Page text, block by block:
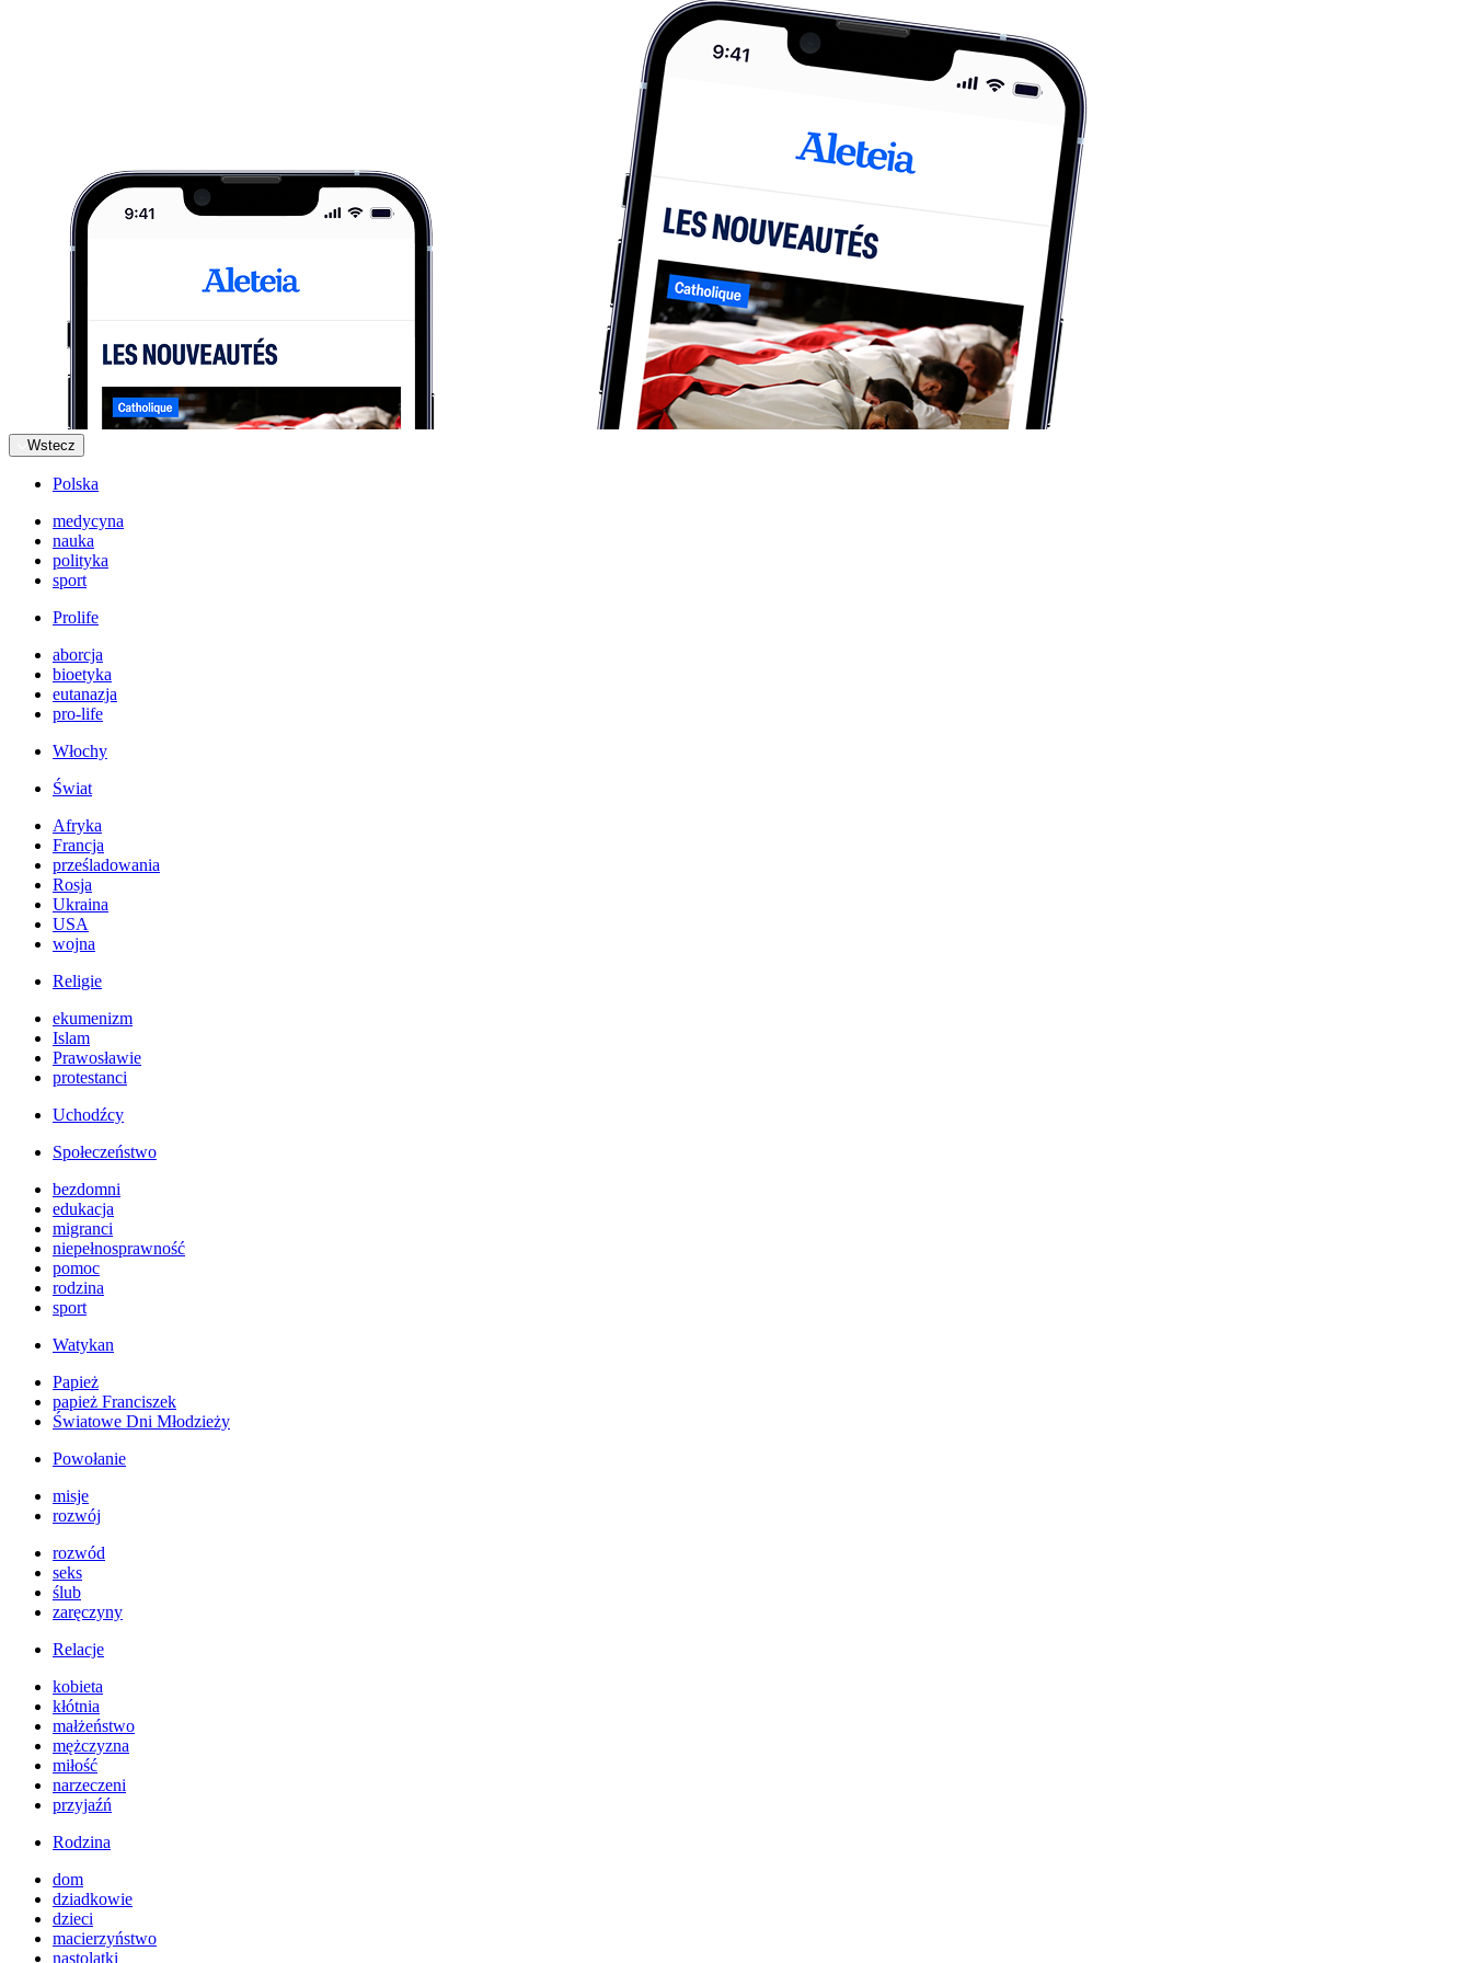
Wstecz
Polska
medycyna
nauka
polityka
sport
Prolife
aborcja
bioetyka
eutanazja
pro-life
Włochy
Świat
Afryka
Francja
prześladowania
Rosja
Ukraina
USA
wojna
Religie
ekumenizm
Islam
Prawosławie
protestanci
Uchodźcy
Społeczeństwo
bezdomni
edukacja
migranci
niepełnosprawność
pomoc
rodzina
sport
Watykan
Papież
papież Franciszek
Światowe Dni Młodzieży
Powołanie
misje
rozwój
rozwód
seks
ślub
zaręczyny
Relacje
kobieta
kłótnia
małżeństwo
mężczyzna
miłość
narzeczeni
przyjaźń
Rodzina
dom
dziadkowie
dzieci
macierzyństwo
nastolatki